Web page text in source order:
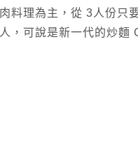
料理為主，從 3人份只
，可說是新一代的炒麵